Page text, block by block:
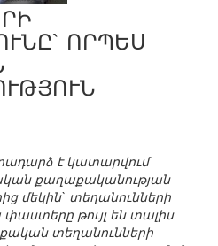
ՈՐՊԵՍ
է կատարվում
քաղաքականության
մեկին` տեղանունների
թույլ են տալիս
տեղանունների